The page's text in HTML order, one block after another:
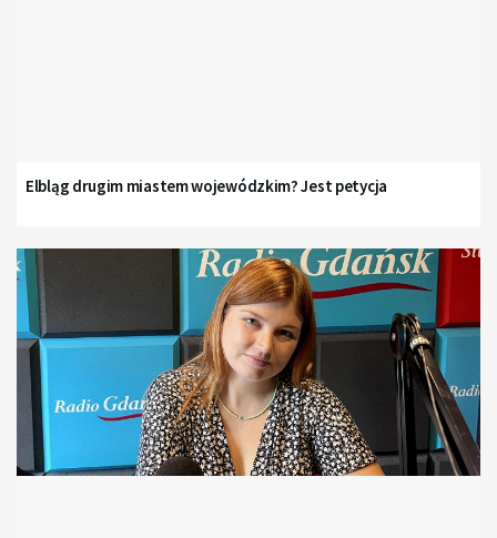
Elbląg drugim miastem wojewódzkim? Jest petycja